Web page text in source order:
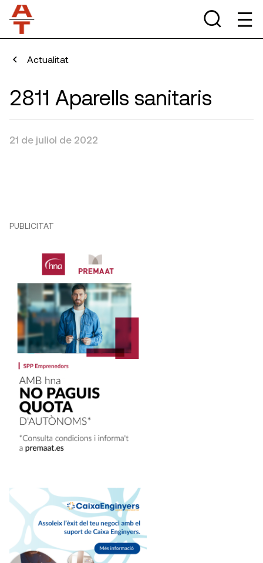
Actualitat
2811 Aparells sanitaris
21 de juliol de 2022
PUBLICITAT